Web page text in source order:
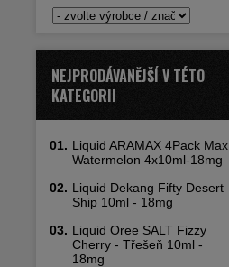
NEJPRODÁVANĚJŠÍ V TÉTO
KATEGORII
01. Liquid ARAMAX 4Pack Max
Watermelon 4x10ml-18mg
02. Liquid Dekang Fifty Desert
Ship 10ml - 18mg
03. Liquid Oree SALT Fizzy
Cherry - Třešeň 10ml -
18mg